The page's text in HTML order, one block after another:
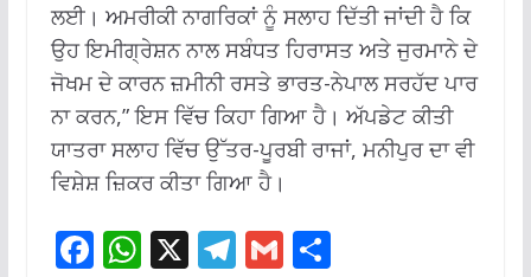
ਲਈ। ਅਮਰੀਕੀ ਨਾਗਰਿਕਾਂ ਨੂੰ ਸਲਾਹ ਦਿੱਤੀ ਜਾਂਦੀ ਹੈ ਕਿ
ਉਹ ਇਮੀਗ੍ਰੇਸ਼ਨ ਨਾਲ ਸਬੰਧਤ ਹਿਰਾਸਤ ਅਤੇ ਜੁਰਮਾਨੇ ਦੇ
ਜੋਖਮ ਦੇ ਕਾਰਨ ਜ਼ਮੀਨੀ ਰਸਤੇ ਭਾਰਤ-ਨੇਪਾਲ ਸਰਹੱਦ ਪਾਰ
ਨਾ ਕਰਨ,” ਇਸ ਵਿੱਚ ਕਿਹਾ ਗਿਆ ਹੈ। ਅੱਪਡੇਟ ਕੀਤੀ
ਯਾਤਰਾ ਸਲਾਹ ਵਿੱਚ ਉੱਤਰ-ਪੂਰਬੀ ਰਾਜਾਂ, ਮਨੀਪੁਰ ਦਾ ਵੀ
ਵਿਸ਼ੇਸ਼ ਜ਼ਿਕਰ ਕੀਤਾ ਗਿਆ ਹੈ।
F W X T G S